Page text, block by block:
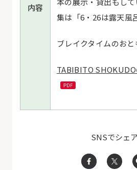
内容
集は「6・26は露天風
ブレイクタイムのお
TABIBITO
SNSでシェア